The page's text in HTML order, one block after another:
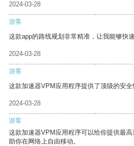
2024-03-28
游客
这款app的路线规划非常精准，让我能够快
2024-03-28
游客
这款加速器VPM应用程序提供了顶级的安全
2024-03-28
游客
这款加速器VPM应用程序可以给你提供最
助你在网络上自由移动。